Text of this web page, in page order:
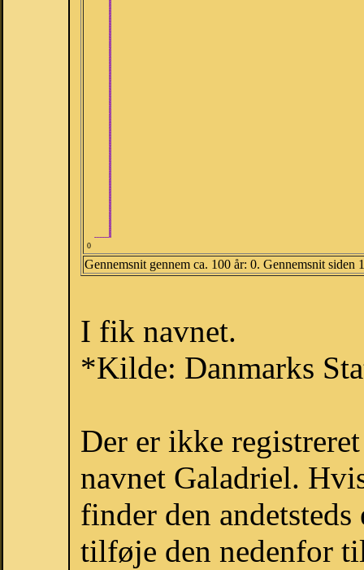
0
Gennemsnit gennem ca. 100 år: 0. Gennemsnit siden
I fik navnet.
*Kilde: Danmarks
Der er ikke
navnet Galadriel.
finder den
tilføje den nedenfor